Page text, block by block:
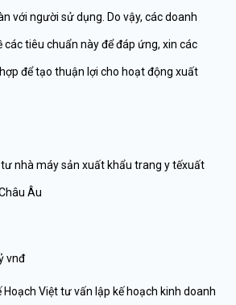
với người sử dụng. Do vậy, các doanh
các tiêu chuẩn này để đáp ứng, xin các
để tạo thuận lợi cho hoạt động xuất
nhà máy sản xuất khẩu trang y tếxuất
Âu
vnđ
Hoạch Việt tư vấn lập kế hoạch kinh doanh